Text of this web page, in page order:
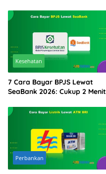
Kesehatan
7 Cara Bayar BPJS Lewat
SeaBank 2026: Cukup 2 Menit
Perbankan